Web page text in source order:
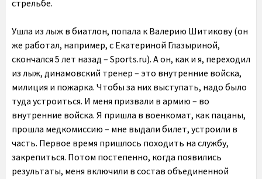
стрельбе.
Ушла из лыж в биатлон, попала к Валерию Шитикову (он
же работал, например, с Екатериной Глазыриной,
скончался 5 лет назад – Sports.ru). А он, как и я, переходил
из лыж, динамовский тренер – это внутренние войска,
милиция и пожарка. Чтобы за них выступать, надо было
туда устроиться. И меня призвали в армию – во
внутренние войска. Я пришла в военкомат, как пацаны,
прошла медкомиссию – мне выдали билет, устроили в
часть. Первое время пришлось походить на службу,
закрепиться. Потом постепенно, когда появились
результаты, меня включили в состав объединенной